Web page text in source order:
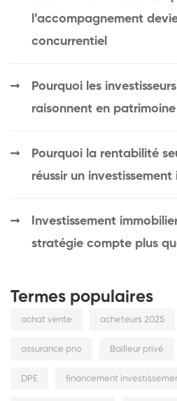
l’accompagnement
concurrentiel
Pourquoi les
raisonnent en
Pourquoi la rentabilité
réussir un
Investissement
stratégie compte plus
Termes populaires
achat vente acheteurs 2025
assurance pno Bailleur privé
DPE financement